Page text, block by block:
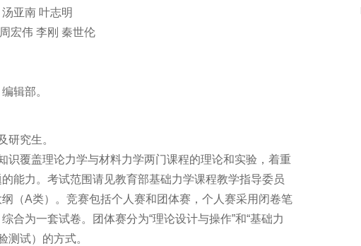
亚南 叶志明
宏伟 李刚 秦世伦
辑部。
研究生。
识覆盖理论力学与材料力学两门课程的理论和实验，着重
能力。考试范围请见教育部基础力学课程教学指导委员
（A类）。竞赛包括个人赛和团体赛，个人赛采用闭卷笔
合为一套试卷。团体赛分为“理论设计与操作”和“基础力
测试）的方式。